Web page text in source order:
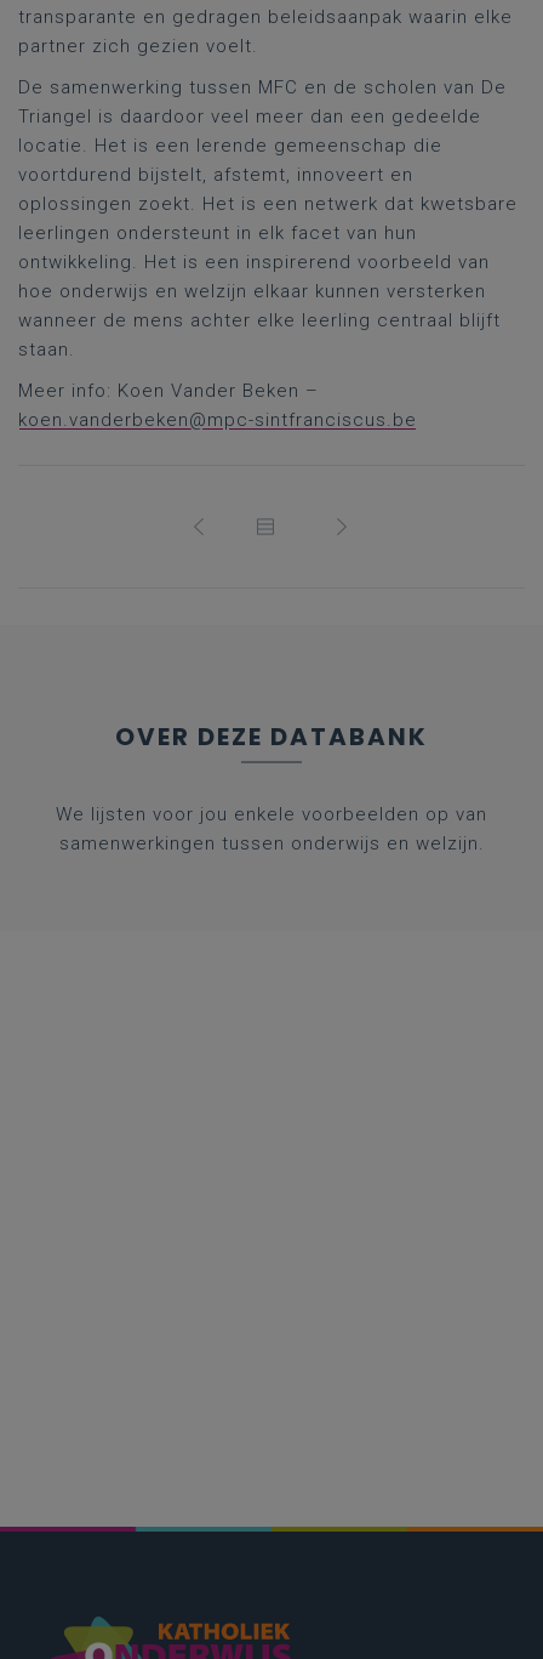
transparante en gedragen beleidsaanpak waarin elke
partner zich gezien voelt.
De samenwerking tussen MFC en de scholen van De
Triangel is daardoor veel meer dan een gedeelde
locatie. Het is een lerende gemeenschap die
voortdurend bijstelt, afstemt, innoveert en
oplossingen zoekt. Het is een netwerk dat kwetsbare
leerlingen ondersteunt in elk facet van hun
ontwikkeling. Het is een inspirerend voorbeeld van
hoe onderwijs en welzijn elkaar kunnen versterken
wanneer de mens achter elke leerling centraal blijft
staan.
Meer info: Koen Vander Beken –
koen.vanderbeken@mpc-sintfranciscus.be
OVER DEZE DATABANK
We lijsten voor jou enkele voorbeelden op van
samenwerkingen tussen onderwijs en welzijn.